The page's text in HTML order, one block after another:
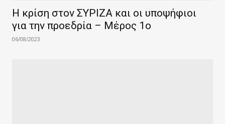
Η κρίση στον ΣΥΡΙΖΑ και οι υποψήφιοι
για την προεδρία – Μέρος 1ο
06/08/2023